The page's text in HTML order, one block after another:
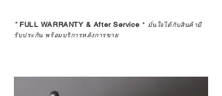
ในอุปกรณ์ที่คุณรัก มีคุณค่าอย่าง
ตัวแทนจำหน่ายที่ได้รับการแต่งตั้ง
*FULL WARRANTY & After Service * มั่นใจได้กับสินค้ามี
รับประกัน พร้อมบริการหลังการขาย